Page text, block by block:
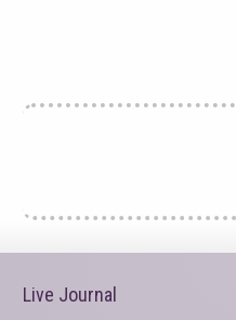
Live Journal